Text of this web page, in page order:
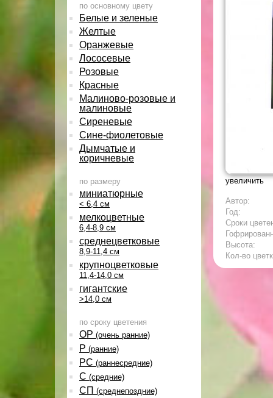
по основному цвету
Белые и зеленые
Желтые
Оранжевые
Лососевые
Розовые
Красные
Малиново-розовые и
малиновые
Сиреневые
Сине-фиолетовые
Дымчатые и
коричневые
по размеру
миниатюрные
< 6,4 см
мелкоцветные
6,4-8,9 см
среднецветковые
8,9-11,4 см
крупноцветковые
11,4-14,0 см
гигантские
>14,0 см
по сроку цветения
ОР (очень ранние)
Р (ранние)
РС (раннесредние)
С (средние)
СП (среднепоздние)
увеличить
Автор:
Год:
Сроки
Высота:
Кол-во